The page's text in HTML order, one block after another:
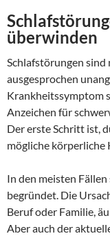
überwinden
Schlafstörungen
ausgesprochen
Krankheitssymptom
Anzeichen für
Der erste Schritt ist,
mögliche körperliche
In den meisten
begründet. Die
Beruf oder Familie,
Aber auch der